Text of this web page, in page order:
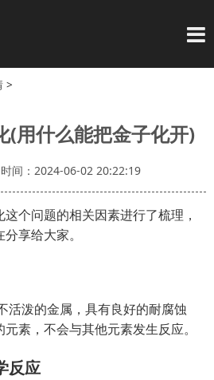
导
>
(用什么能把金子化开)
时间：2024-06-02 20:22:19
个问题的相关因素进行了梳理，
享给大家。
活泼的金属，具有良好的耐腐蚀
素，不会与其他元素发生反应。
反应